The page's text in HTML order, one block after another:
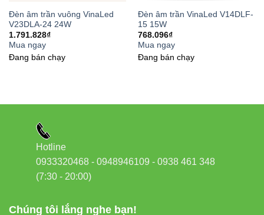
Đèn âm trần vuông VinaLed
V23DLA-24 24W
1.791.828₫
Mua ngay
Đang bán chạy
Đèn âm trần VinaLed V14DLF-
15 15W
768.096₫
Mua ngay
Đang bán chạy
Chúng tôi lắng nghe bạn!
Hotline
0933320468 - 0948946109 - 0938 461 348
(7:30 - 20:00)